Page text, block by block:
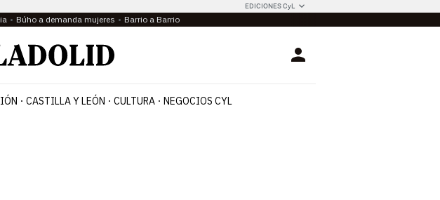
EDICIONES CyL
Búho a demanda mujeres Barrio a Barrio
Login
CASTILLA Y LEÓN CULTURA NEGOCIOS CYL